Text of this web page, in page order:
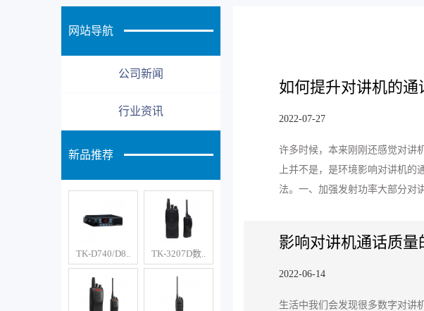
网站导航
公司新闻
行业资讯
新品推荐
TK-D740/D8.. TK-3207D数..
如何提升对讲机的通
2022-07-27
许多时候，本来刚刚还感觉对讲
上并不是，是环境影响对讲机
法。一、加强发射功率大部分对
影响对讲机通话质量
2022-06-14
生活中我们会发现很多数字对讲